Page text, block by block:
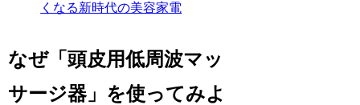
くなる新時代の美容家電
なぜ「頭皮用低周波マッ
サージ器」を使ってみよ